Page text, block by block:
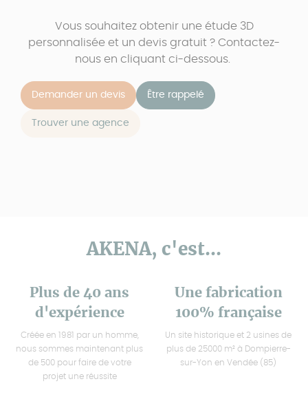
Vous souhaitez obtenir une étude 3D
personnalisée et un devis gratuit ? Contactez-
nous en cliquant ci-dessous.
Demander un devis Être rappelé
Trouver une agence
AKENA, c'est...
Plus de 40 ans
d'expérience
Créée en 1981 par un homme,
nous sommes maintenant plus
de 500 pour faire de votre
projet une réussite
Une fabrication
100% française
Un site historique et 2 usines de
plus de 25000 m² à Dompierre-
sur-Yon en Vendée (85)